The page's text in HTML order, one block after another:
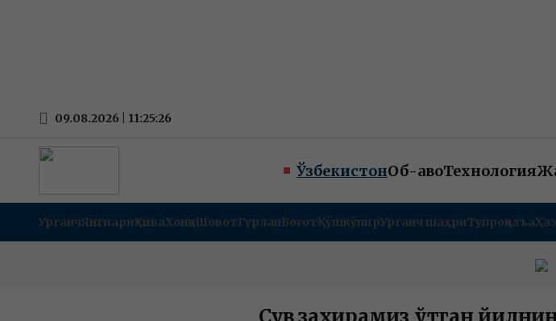
09.08.2026 | 11:25:26
ЎзбекистонОб-ҳавоТехнология
УрганчЯнгиариқХиваХонқаШовотГурланБоғотҚўшкўпирУрганч шаҳриТупроққалъа